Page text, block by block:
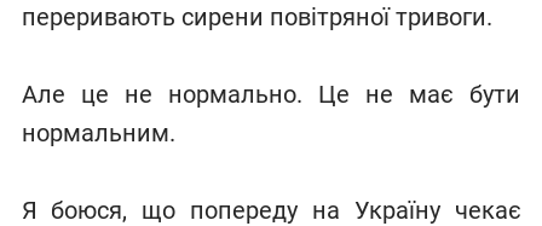
переривають сирени повітряної тривоги.
Але це не нормально. Це не має бути
нормальним.
Я боюся, що попереду на Україну чекає